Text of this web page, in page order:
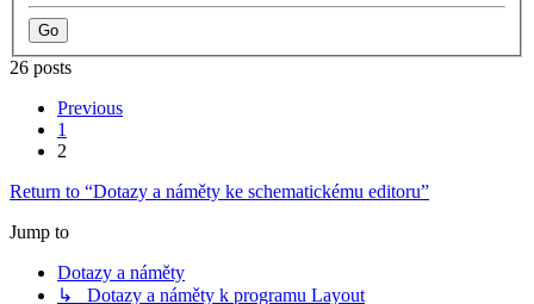
26 posts
Previous
1
2
Return to “Dotazy a náměty ke schematickému editoru”
Jump to
Dotazy a náměty
↳ Dotazy a náměty k programu Layout